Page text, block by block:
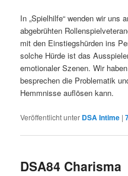
In „Spielhilfe“ wenden wir uns
abgebrühten
mit den Einstiegshürden ins
solche Hürde ist das
emotionaler Szenen. Wir
besprechen die Problematik
Hemmnisse auflösen kann.
Veröffentlicht unter DSA Intime |
DSA84 Charisma